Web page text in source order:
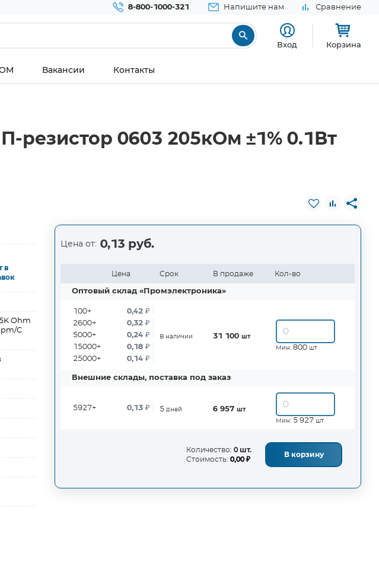
8-800-1000-321 Напишите нам Сравнение
Вход Корзина
Вакансии Контакты
резистор 0603 205кОм ±1% 0.1Вт
в
Ohm
C
Цена от: 0,13 руб.
Цена Срок В продаже Кол-во
Оптовый склад «Промэлектроника»
100+
2600+
5000+
15000+
25000+
0,42 ₽
0,32 ₽
0,24 ₽
0,18 ₽
0,14 ₽
В наличии 31 100 шт
Мин: 800 шт
Внешние склады, поставка под заказ
5927+ 0,13 ₽ 5 дней 6 957 шт
Мин: 5 927 шт
Количество: 0 шт.
Стоимость: 0,00 ₽
В корзину